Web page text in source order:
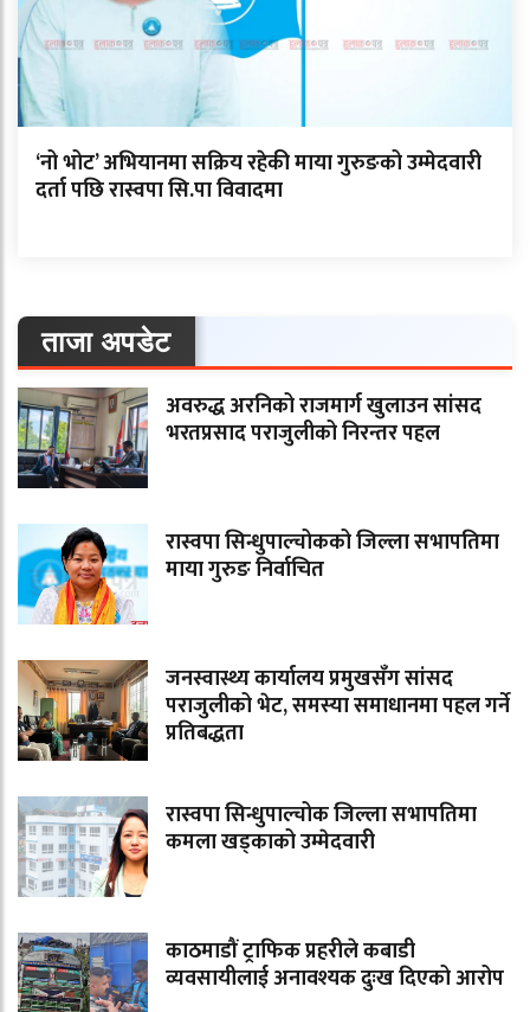
‘नो भोट’ अभियानमा सक्रिय रहेकी माया गुरुङको उम्मेदवारी
दर्ता पछि रास्वपा सि.पा विवादमा
ताजा अपडेट
अवरुद्ध अरनिको राजमार्ग खुलाउन सांसद
भरतप्रसाद पराजुलीको निरन्तर पहल
रास्वपा सिन्धुपाल्चोकको जिल्ला सभापतिमा
माया गुरुङ निर्वाचित
जनस्वास्थ्य कार्यालय प्रमुखसँग सांसद
पराजुलीको भेट, समस्या समाधानमा पहल गर्ने
प्रतिबद्धता
रास्वपा सिन्धुपाल्चोक जिल्ला सभापतिमा
कमला खड्काको उम्मेदवारी
काठमाडौं ट्राफिक प्रहरीले कबाडी
व्यवसायीलाई अनावश्यक दुःख दिएको आरोप